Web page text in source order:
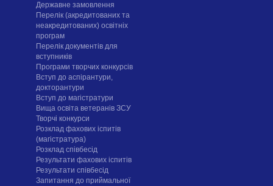
Державне замовлення
Перелік (акредитованих та
неакредитованих) освітніх
програм
Перелік документів для
вступників
Програми творчих конкурсiв
Вступ до аспірантури,
докторантури
Вступ до магістратури
Вища освіта ветеранів ЗСУ
Творчі конкурси
Розклад фахових іспитів
(магістратура)
Розклад співбесід
Результати фахових іспитів
Результати співбесід
Запитання до приймальної